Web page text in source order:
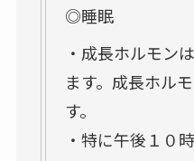
◎睡眠
・成長ホルモン
ます。成長ホル
す。
・特に午後１０